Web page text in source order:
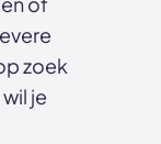
zoek
je